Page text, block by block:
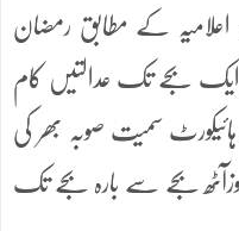
کے مطابق رمضان
ایک بجے تک عدالتیں کام
ہائیکورٹ سمیت صوبہ بھر کی
بجے سے بارہ بجے تک